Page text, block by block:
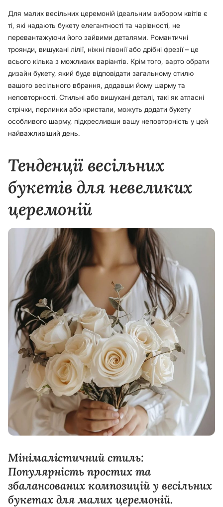
Для малих весільних церемоній ідеальним вибором квітів є
ті, які надають букету елегантності та чарівності, не
перевантажуючи його зайвими деталями. Романтичні
троянди, вишукані лілії, ніжні півонії або дрібні фрезії – це
всього кілька з можливих варіантів. Крім того, варто обрати
дизайн букету, який буде відповідати загальному стилю
вашого весільного вбрання, додавши йому шарму та
неповторності. Стильні або вишукані деталі, такі як атласні
стрічки, перлинки або кристали, можуть додати букету
особливого шарму, підкресливши вашу неповторність у цей
найважливіший день.
Тенденції весільних
букетів для невеликих
церемоній
Мінімалістичний стиль:
Популярність простих та
збалансованих композицій у весільних
букетах для малих церемоній.